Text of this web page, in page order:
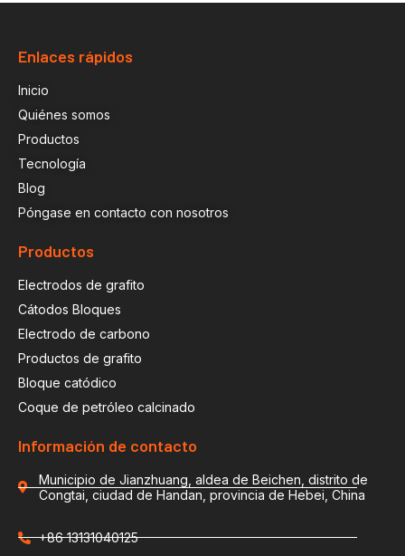
Enlaces rápidos
Inicio
Quiénes somos
Productos
Tecnología
Blog
Póngase en contacto con nosotros
Productos
Electrodos de grafito
Cátodos Bloques
Electrodo de carbono
Productos de grafito
Bloque catódico
Coque de petróleo calcinado
Información de contacto
Municipio de Jianzhuang, aldea de Beichen, distrito de
Congtai, ciudad de Handan, provincia de Hebei, China
+86 13131040125